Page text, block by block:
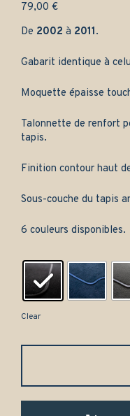
79,00 €
De 2002 à 2011.
Gabarit identique à
Moquette épaisse
Talonnette de renfort
tapis.
Finition contour haut
Sous-couche du tapis
6 couleurs disponibles.
Clear